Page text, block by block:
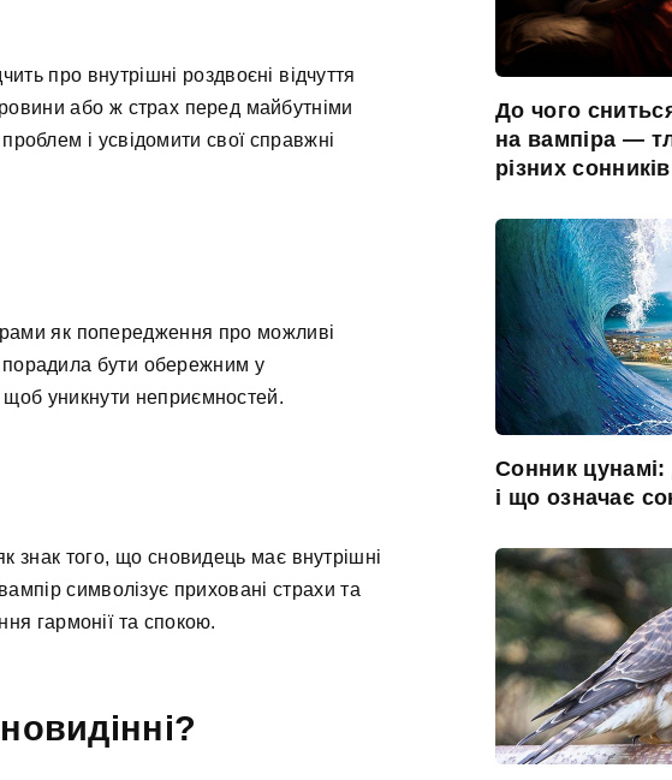
про внутрішні роздвоєні відчуття
або ж страх перед майбутніми
і усвідомити свої справжні
як попередження про можливі
бути обережним у
щоб уникнути неприємностей.
знак того, що сновидець має внутрішні
символізує приховані страхи та
гармонії та спокою.
До чого
на вампіра —
різних сонників
Сонник цунамі:
і що означає